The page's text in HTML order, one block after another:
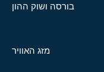
בורסה ושוק ההון
מזג האוויר